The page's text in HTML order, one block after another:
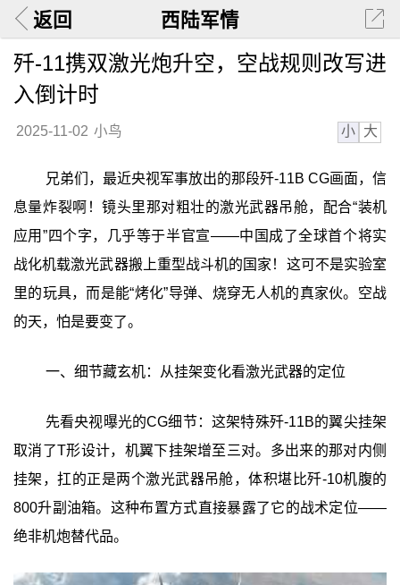
返回 西陆军情
歼-11携双激光炮升空，空战规则改写进
入倒计时
2025-11-02 小鸟 小 大
兄弟们，最近央视军事放出的那段歼-11B CG画面，信
息量炸裂啊！镜头里那对粗壮的激光武器吊舱，配合“装机
应用”四个字，几乎等于半官宣——中国成了全球首个将实
战化机载激光武器搬上重型战斗机的国家！这可不是实验室
里的玩具，而是能“烤化”导弹、烧穿无人机的真家伙。空战
的天，怕是要变了。
一、细节藏玄机：从挂架变化看激光武器的定位
先看央视曝光的CG细节：这架特殊歼-11B的翼尖挂架
取消了T形设计，机翼下挂架增至三对。多出来的那对内侧
挂架，扛的正是两个激光武器吊舱，体积堪比歼-10机腹的
800升副油箱。这种布置方式直接暴露了它的战术定位——
绝非机炮替代品。